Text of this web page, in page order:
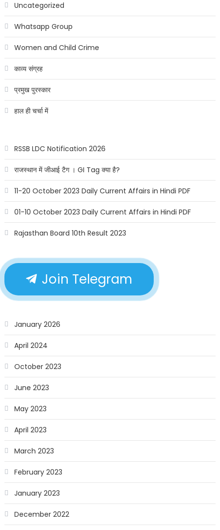
Uncategorized
Whatsapp Group
Women and Child Crime
काव्य संग्रह
प्रमुख पुरस्कार
हाल ही चर्चा में
RSSB LDC Notification 2026
राजस्थान में जीआई टैग । GI Tag क्या है?
11-20 October 2023 Daily Current Affairs in Hindi PDF
01-10 October 2023 Daily Current Affairs in Hindi PDF
Rajasthan Board 10th Result 2023
Join Telegram
January 2026
April 2024
October 2023
June 2023
May 2023
April 2023
March 2023
February 2023
January 2023
December 2022